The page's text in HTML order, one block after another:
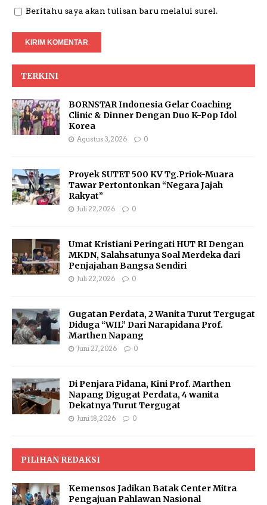
Beritahu saya akan tulisan baru melalui surel.
TERKINI
BORNSTAR Indonesia Gelar Coaching
Clinic & Dinner Dengan Duo K-Pop Idol
Korea
Agustus 3, 2026 0
Proyek SUTET 500 KV Tg.Priok-Muara
Tawar Pertontonkan “Negara Jajah
Rakyat”
Juli 22, 2026 0
Umat Kristiani Peringati HUT RI Dengan
MKDN, Salahsatunya Soal Merdeka dari
Penjajahan Bangsa Sendiri
Juli 22, 2026 0
Gugatan Perdata, 2 Wanita Turut Tergugat
Diduga “WIL” Dari Narapidana Prof.
Marthen Napang
Juni 27, 2026 0
Di Penjara Pidana, Kini Prof. Marthen
Napang Digugat Perdata, 4 wanita
Dekatnya Turut Tergugat
Juni 18, 2026 0
PILIHAN REDAKSI
Kemensos Jadikan Batak Center Mitra
Pengajuan Pahlawan Nasional